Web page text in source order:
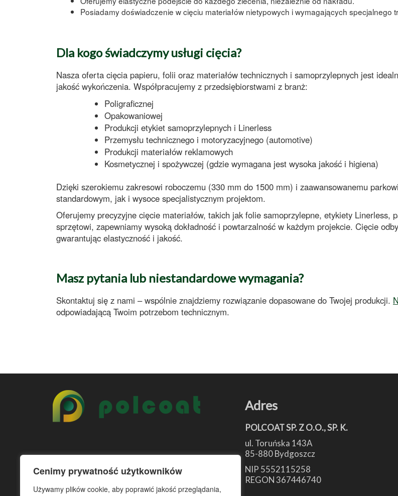
Cenimy prywatność użytkowników
Używamy plików cookie, aby poprawić jakość przeglądania,
Posiadamy doświadczenie wcięciu materiałów nietypowych i wymagających specjalnego
Dla kogo świadczymy usługi cięcia?
Nasza oferta cięcia papieru, folii oraz materiałów technicznych i samoprzylepnych jest
jakość wykończenia. Współpracujemy z przedsiębiorstwami z branż:
Poligraficznej
Opakowaniowej
Produkcji etykiet samoprzylepnych i Linerless
Przemysłu technicznego i motoryzacyjnego (automotive)
Produkcji materiałów reklamowych
Kosmetycznej ispożywczej (gdzie wymagana jest wysoka jakość i higiena)
Dzięki szerokiemu zakresowi roboczemu (330 mm do 1500 mm) i zaawansowanemu
standardowym, jak i wysoce specjalistycznym projektom.
Oferujemy precyzyjne cięcie materiałów, takich jakfolie samoprzylepne, etykiety Linerless,
sprzętowi, zapewniamy wysoką dokładność i powtarzalność w każdym projekcie. Cięcie
gwarantując elastyczność i jakość.
Masz pytania lub niestandardowe wymagania?
Skontaktuj się z nami – wspólnie znajdziemy rozwiązanie dopasowane do Twojej produkcji.
odpowiadającą Twoim potrzebom technicznym.
Adres
POLCOAT SP. Z O.O., SP. K.
ul. Toruńska 143A
85-880 Bydgoszcz
NIP 5552115258
REGON 367446740